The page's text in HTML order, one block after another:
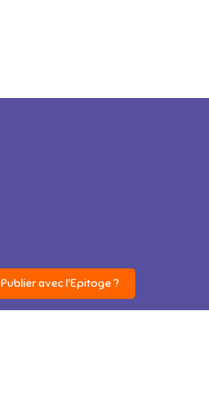
Publier avec l'Epitoge ?